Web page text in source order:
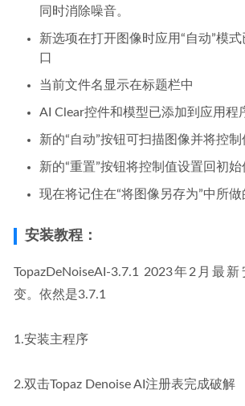
同时消除噪音。
新选项在打开图像时应用“自动”模
口
当前文件名显示在标题栏中
AI Clear控件和模型已添加到应用程
新的“自动”按钮可扫描图像并将控
新的“重置”按钮将控制值设置回初始
现在将记住在“将图像另存为”中所做
安装教程：
TopazDeNoiseAI-3.7.1 2023年2月最
变。依然是3.7.1
1.安装主程序
2.双击Topaz Denoise AI注册表完成破解